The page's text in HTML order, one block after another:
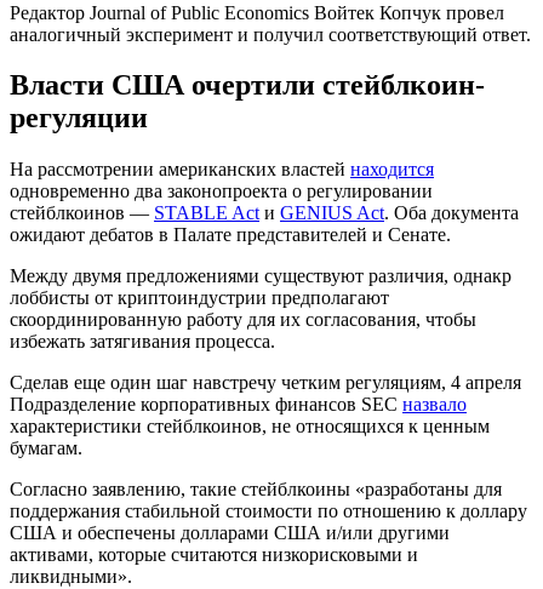
Редактор Journal of Public Economics Войтек Копчук провел
аналогичный эксперимент и получил соответствующий ответ.
Власти США очертили стейблкоин-
регуляции
На рассмотрении американских властей находится
одновременно два законопроекта о регулировании
стейблкоинов — STABLE Act и GENIUS Act. Оба документа
ожидают дебатов в Палате представителей и Сенате.
Между двумя предложениями существуют различия, однакр
лоббисты от криптоиндустрии предполагают
скоординированную работу для их согласования, чтобы
избежать затягивания процесса.
Сделав еще один шаг навстречу четким регуляциям, 4 апреля
Подразделение корпоративных финансов SEC назвало
характеристики стейблкоинов, не относящихся к ценным
бумагам.
Согласно заявлению, такие стейблкоины «разработаны для
поддержания стабильной стоимости по отношению к доллару
США и обеспечены долларами США и/или другими
активами, которые считаются низкорисковыми и
ликвидными».